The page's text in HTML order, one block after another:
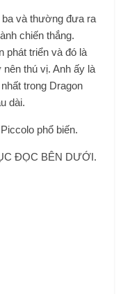
và thường đưa ra
chiến thắng.
phát triển và đó là
thú vị. Anh ấy là
trong Dragon
dài.
phổ biến.
ĐỌC BÊN DƯỚI.